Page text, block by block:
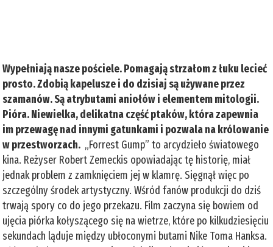
Wypełniają nasze pościele. Pomagają strzałom z łuku lecieć
prosto. Zdobią kapelusze i do dzisiaj są używane przez
szamanów. Są atrybutami aniołów i elementem mitologii.
Pióra. Niewielka, delikatna część ptaków, która zapewnia
im przewagę nad innymi gatunkami i pozwala na królowanie
w przestworzach. „Forrest Gump” to arcydzieło światowego
kina. Reżyser Robert Zemeckis opowiadając tę historię, miał
jednak problem z zamknięciem jej w klamrę. Sięgnął więc po
szczególny środek artystyczny. Wśród fanów produkcji do dziś
trwają spory co do jego przekazu. Film zaczyna się bowiem od
ujęcia piórka kołyszącego się na wietrze, które po kilkudziesięciu
sekundach ląduje między ubłoconymi butami Nike Toma Hanksa.